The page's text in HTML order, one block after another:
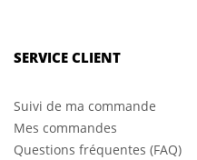
SERVICE CLIENT
Suivi de ma commande
Mes commandes
Questions fréquentes (FAQ)